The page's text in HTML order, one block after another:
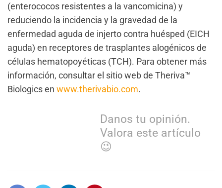
(enterococos resistentes a la vancomicina) y
reduciendo la incidencia y la gravedad de la
enfermedad aguda de injerto contra huésped (EICH
aguda) en receptores de trasplantes alogénicos de
células hematopoyéticas (TCH). Para obtener más
información, consultar el sitio web de Theriva™
Biologics en www.therivabio.com.
Danos tu opinión.
Valora este artículo
😉